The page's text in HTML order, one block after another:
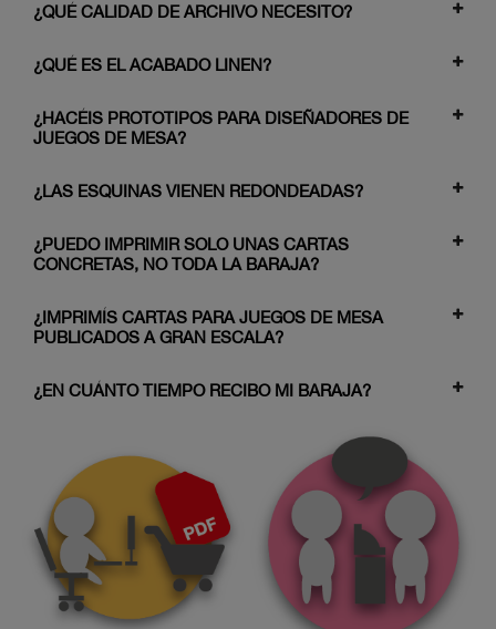
¿QUÉ CALIDAD DE ARCHIVO NECESITO?
¿QUÉ ES EL ACABADO LINEN?
¿HACÉIS PROTOTIPOS PARA DISEÑADORES DE
JUEGOS DE MESA?
¿LAS ESQUINAS VIENEN REDONDEADAS?
¿PUEDO IMPRIMIR SOLO UNAS CARTAS
CONCRETAS, NO TODA LA BARAJA?
¿IMPRIMÍS CARTAS PARA JUEGOS DE MESA
PUBLICADOS A GRAN ESCALA?
¿EN CUÁNTO TIEMPO RECIBO MI BARAJA?